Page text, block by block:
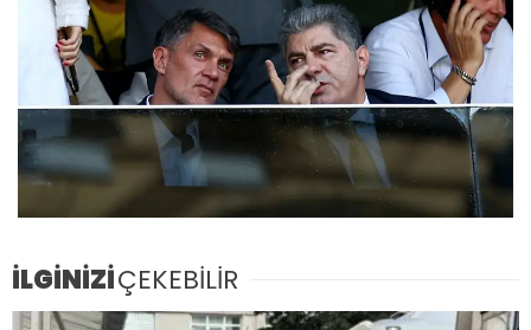
İLGİNİZİÇEKEBİLİR